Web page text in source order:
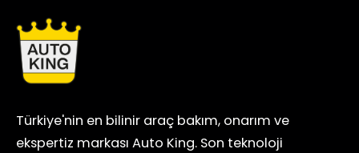
Türkiye'nin en bilinir araç bakım, onarım ve
ekspertiz markası Auto King. Son teknoloji